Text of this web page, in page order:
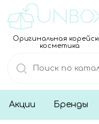
Оригинальная
косметика
Акции Бренды